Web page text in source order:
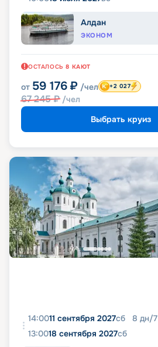
Алдан
ЭКОНОМ
ОСТАЛОСЬ 8 КАЮТ
от 59 176 ₽ /чел
67 245₽ /чел
+2 027
Выбрать круиз
14:0011 сентября 2027сб 8 дн/7
13:0018 сентября 2027сб